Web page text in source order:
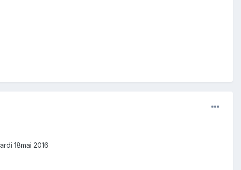
18mai 2016